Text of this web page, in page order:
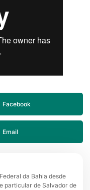
Facebook
Email
da Bahia desde
particular de Salvador de